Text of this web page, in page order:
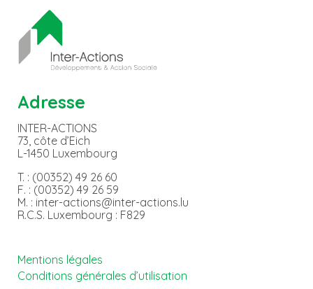
Adresse
INTER-ACTIONS
73, côte d’Eich
L-1450 Luxembourg
T. : (00352) 49 26 60
F. : (00352) 49 26 59
M. : inter-actions@inter-actions.lu
R.C.S. Luxembourg : F829
Mentions légales
Conditions générales d’utilisation